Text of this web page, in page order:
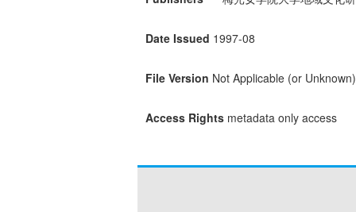
Date Issued 1997-08
File Version Not Applicable (or Unknown)
Access Rights metadata only access